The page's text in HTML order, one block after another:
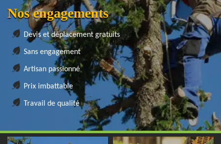
Nos engagements
Devis et déplacement gratuits
Sans engagement
Artisan passionné
Prix imbattable
Travail de qualité